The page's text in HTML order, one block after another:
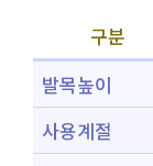
구분
발목높이
사용계절